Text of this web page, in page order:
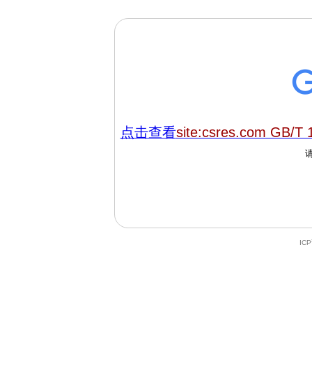
点击查看site:csres.com GB/T